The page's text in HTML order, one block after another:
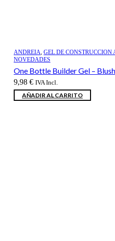
ANDREIA, GEL DE CONSTRUCCION
NOVEDADES
One Bottle Builder Gel –
9,98 € IVA Incl.
AÑADIR AL CARRITO